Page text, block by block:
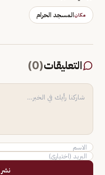
مكانالمسجد الحرام
التعليقات(
0
)
نشر